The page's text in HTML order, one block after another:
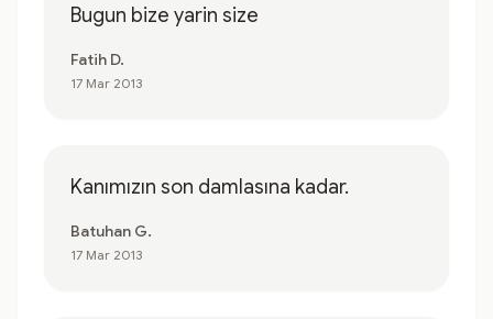
Bugun bize yarin size
Fatih D.
17 Mar 2013
Kanımızın son damlasına kadar.
Batuhan G.
17 Mar 2013